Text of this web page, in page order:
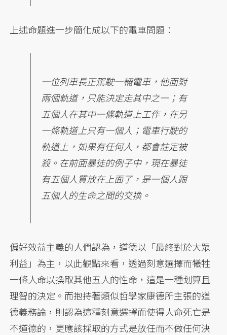
上述命題進一步簡化成以下的電車問題：
一位列車長正駕駛一輛電車，他面對
兩個軌道，只能決定走其中之一；有
五個人在其中一條軌道上工作，在另
一條軌道上只有一個人；電車行駛的
軌道上，如果有任何人，都會註定被
殺。在前面暴徒的例子中，現在暴徒
有五個人質放在上面了，是一個人跟
五個人的生命之間的交換。
偏好效益主義的人們認為，道德以「最終對於大眾
利益」為主，以此觀點來看，透過刻意選擇而犧牲
一條人命以換取其他五人的性命，這是一種划算且
理智的決定。而抱持著類似哲學家康德所主張的道
德義務論，則認為這種刻意選擇而使得人命死亡是
不道德的，更應該採取的方式是放任而不做任何決